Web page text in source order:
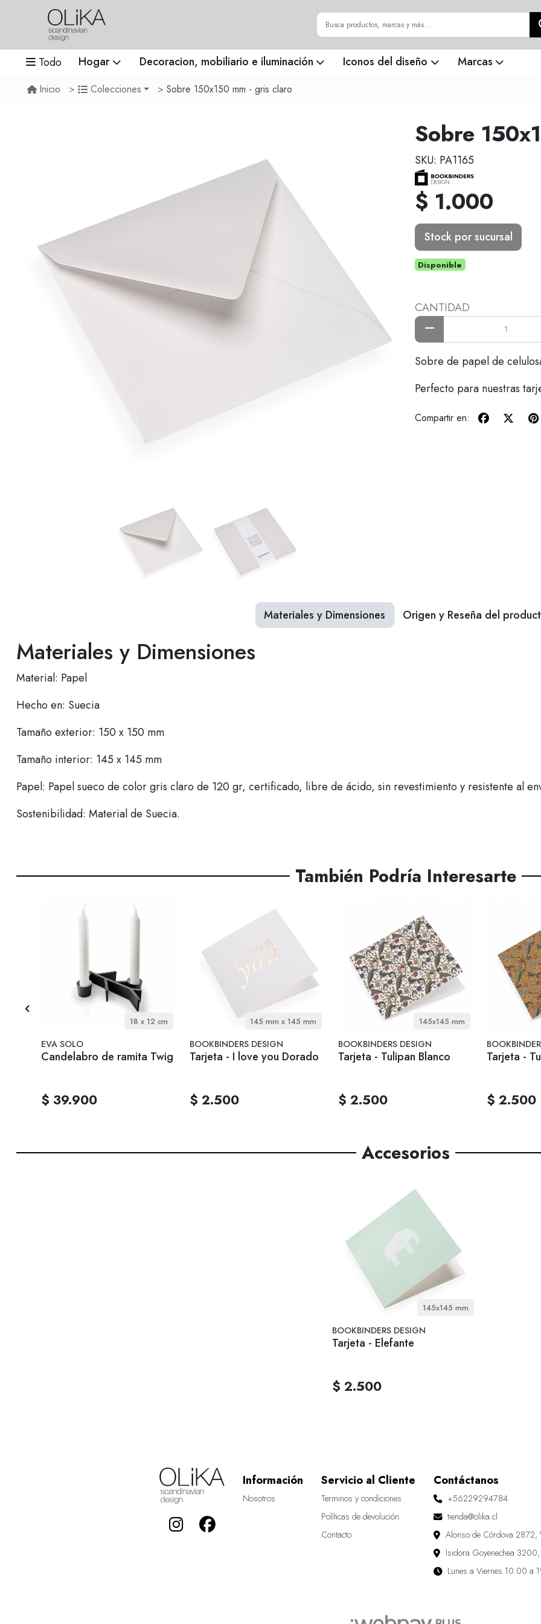
Todo Hogar Decoracion, mobiliario e iluminación Iconos del diseño Marcas
Inicio Colecciones Sobre 150x150 mm - gris claro
Sobre
SKU: PA1165
$ 1.000
Stock por sucursal
Disponible
CANTIDAD
Sobre de papel de
Perfecto para nuestras
Compartir en:
Materiales y Dimensiones
Material: Papel
Hecho en: Suecia
Tamaño exterior: 150 x 150 mm
Tamaño interior: 145 x 145 mm
Papel: Papel sueco de color gris claro de 120 gr, certificado, libre de ácido, sin revestimiento y resistente al
Sostenibilidad: Material de Suecia.
Materiales y Dimensiones Origen y Reseña del
También Podría Interesarte
18 x 12 cm
EVA SOLO
Candelabro de ramita Twig
$ 39.900
145 mm x 145 mm
BOOKBINDERS DESIGN
Tarjeta - I love you Dorado
$ 2.500
145x145 mm
BOOKBINDERS DESIGN
Tarjeta - Tulipan Blanco
$ 2.500
Tarjeta -
$ 2.500
Accesorios
145x145 mm
BOOKBINDERS DESIGN
Tarjeta - Elefante
$ 2.500
Información
Nosotros
Servicio al Cliente
Terminos y condiciones
Políticas de devolución
Contacto
Contáctanos
+56229294784
tienda@olika.cl
Alonso de Córdova 2872,
Isidora Goyenechea
Lunes a Viernes 10:00 a